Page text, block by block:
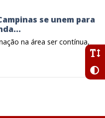
se unem para
na área ser contínua,